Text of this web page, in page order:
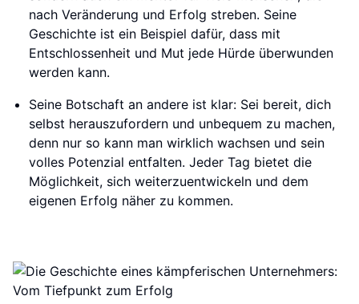
nach Veränderung und Erfolg streben. Seine
Geschichte ist ein Beispiel dafür, dass mit
Entschlossenheit und Mut jede Hürde überwunden
werden kann.
Seine Botschaft an andere ist klar: Sei bereit, dich
selbst herauszufordern und unbequem zu machen,
denn nur so kann man wirklich wachsen und sein
volles Potenzial entfalten. Jeder Tag bietet die
Möglichkeit, sich weiterzuentwickeln und dem
eigenen Erfolg näher zu kommen.